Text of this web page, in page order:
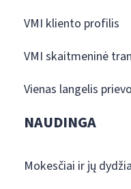
VMI kliento profilis
VMI skaitmeninė
Vienas langelis
NAUDINGA
Mokesčiai ir jų